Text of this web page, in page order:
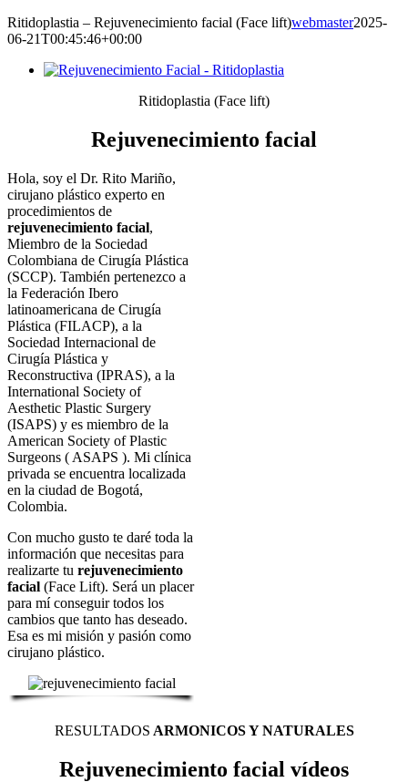
Ritidoplastia – Rejuvenecimiento facial (Face lift)webmaster2025-
06-21T00:45:46+00:00
Ritidoplastia (Face lift)
Rejuvenecimiento facial
Hola, soy el Dr. Rito Mariño,
cirujano plástico experto en
procedimientos de
rejuvenecimiento facial,
Miembro de la Sociedad
Colombiana de Cirugía Plástica
(SCCP). También pertenezco a
la Federación Ibero
latinoamericana de Cirugía
Plástica (FILACP), a la
Sociedad Internacional de
Cirugía Plástica y
Reconstructiva (IPRAS), a la
International Society of
Aesthetic Plastic Surgery
(ISAPS) y es miembro de la
American Society of Plastic
Surgeons ( ASAPS ). Mi clínica
privada se encuentra localizada
en la ciudad de Bogotá,
Colombia.
Con mucho gusto te daré toda la
información que necesitas para
realizarte tu rejuvenecimiento
facial (Face Lift). Será un placer
para mí conseguir todos los
cambios que tanto has deseado.
Esa es mi misión y pasión como
cirujano plástico.
RESULTADOS ARMONICOS Y NATURALES
Rejuvenecimiento facial vídeos